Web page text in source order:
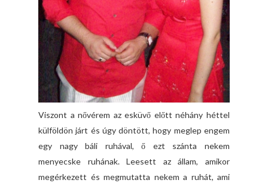
Viszont a nővérem az esküvő előtt néhány héttel
külföldön járt és úgy döntött, hogy meglep engem
egy nagy báli ruhával, ő ezt szánta nekem
menyecske ruhának. Leesett az állam, amikor
megérkezett és megmutatta nekem a ruhát, ami